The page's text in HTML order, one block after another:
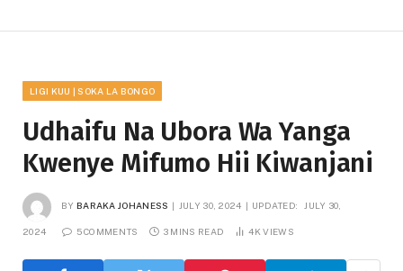
LIGI KUU | SOKA LA BONGO
Udhaifu Na Ubora Wa Yanga
Kwenye Mifumo Hii Kiwanjani
BY BARAKA JOHANESS JULY 30, 2024 UPDATED: JULY 30,
2024 5 COMMENTS 3 MINS READ 4KVIEWS